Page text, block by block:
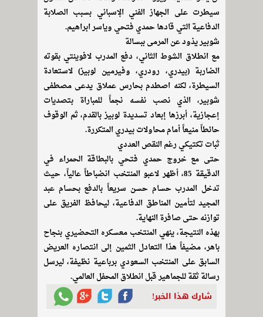
سيطرت على الجهاز الفني الإسباني بسبب الصلابة
الدفاعية التي قادها حمدي فتحي وياسر ابراهيم.
شوبير يذود عن المرمى ببسالة
مع انطلاق الشوط الثاني، دفع المدرب لافوينتي بقوته
الضاربة (بيدري، رودري، وفيرمين لوبيز) لاستعادة
السيطرة، لكنه اصطدم بحارس عملاق يدعى مصطفى
شوبير، الذي نصب نفسه نجماً للمباراة بتصديات
إعجازية، أبرزها إبعاد تسديدة لوبيز بالقدم، ثم الوقوف
حائطاً منيعاً أمام محاولات بيدري المتكررة.
ثبات تكتيكي رغم النقص العددي
حتى مع خروج حمدي فتحي بالبطاقة الحمراء في
الدقيقة 85، أظهر لاعبو المنتخب انضباطاً عالياً، حيث
تدخل المدرب حسام حسن سريعاً بالدفع بحسام عبد
المجيد لتأمين المناطق الدفاعية، ليحافظ الفريق على
توازنه حتى صافرة النهاية.
بهذه النتيجة، ينهي المنتخب معسكره التحضيري بنجاح
باهر، مضيفاً هذا التعادل الثمين إلى انتصاره العريض
السابق على المنتخب السعودي برباعية نظيفة، ليرسل
رسالة ثقة للجماهير قبل انطلاق المحفل العالمي.
شارك هذا الخبر!